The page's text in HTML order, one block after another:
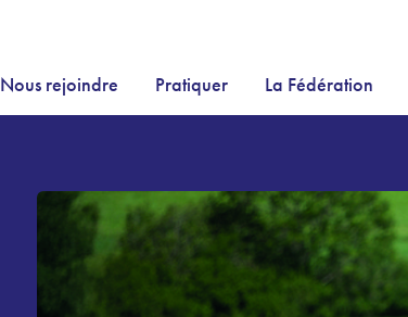
Nous rejoindre Pratiquer La Fédération